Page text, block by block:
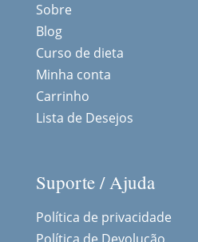
Sobre
Blog
Curso de dieta
Minha conta
Carrinho
Lista de Desejos
Suporte / Ajuda
Política de privacidade